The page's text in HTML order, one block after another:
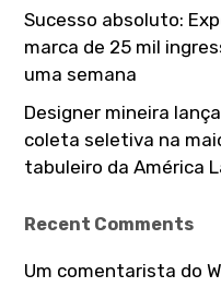
o
n
Sucesso absoluto:
marca de 25 mil
uma semana
Designer mineira
coleta seletiva na
tabuleiro da América
Recent Comments
Um comentarista do